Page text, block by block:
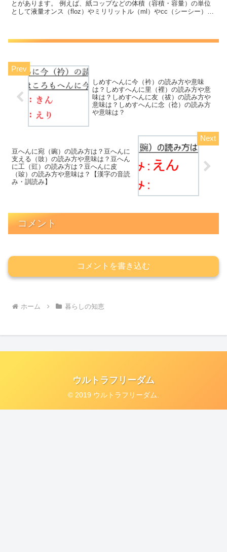
とがあります。 例えば、紙コップなどの体積（容積・容量）の単位
として液量オンス（floz）やミリリットル（ml）やcc（シーシー）を
しめすへんに今（衿）の読み方や意味
は？しめすへんに里（裡）の読み方や意
味は？しめすへんに友（祓）の読み方や
意味は？しめすへんに念（䄒）の読み方
や意味は？
豆へんに宛（豌）の読み方は？豆へんに
支える（豉）の読み方や意味は？豆へん
に工（豇）の読み方は？豆へんに皮
（䜵）の読み方や意味は？【漢字の音読
み・訓読み】
コメント
コメントを書き込む
ホーム 暮らしの知恵
ウルトラフリーダム
© 2019 ウルトラフリーダム.